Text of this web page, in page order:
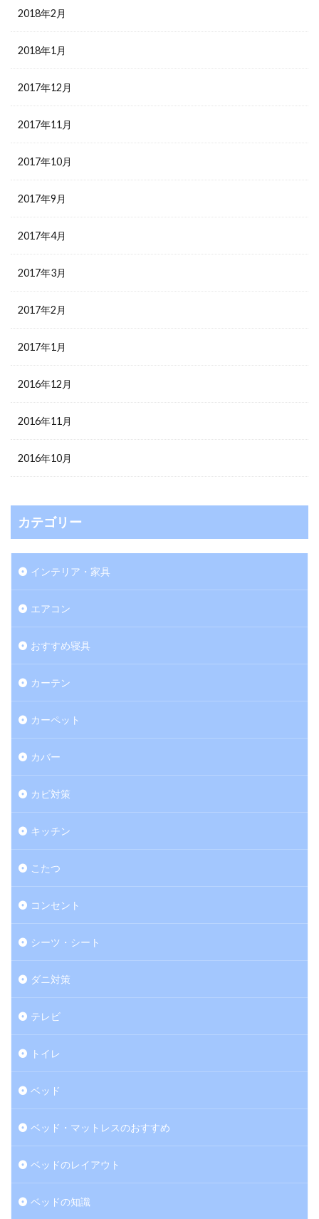
2018年2月
2018年1月
2017年12月
2017年11月
2017年10月
2017年9月
2017年4月
2017年3月
2017年2月
2017年1月
2016年12月
2016年11月
2016年10月
カテゴリー
インテリア・家具
エアコン
おすすめ寝具
カーテン
カーペット
カバー
カビ対策
キッチン
こたつ
コンセント
シーツ・シート
ダニ対策
テレビ
トイレ
ベッド
ベッド・マットレスのおすすめ
ベッドのレイアウト
ベッドの知識